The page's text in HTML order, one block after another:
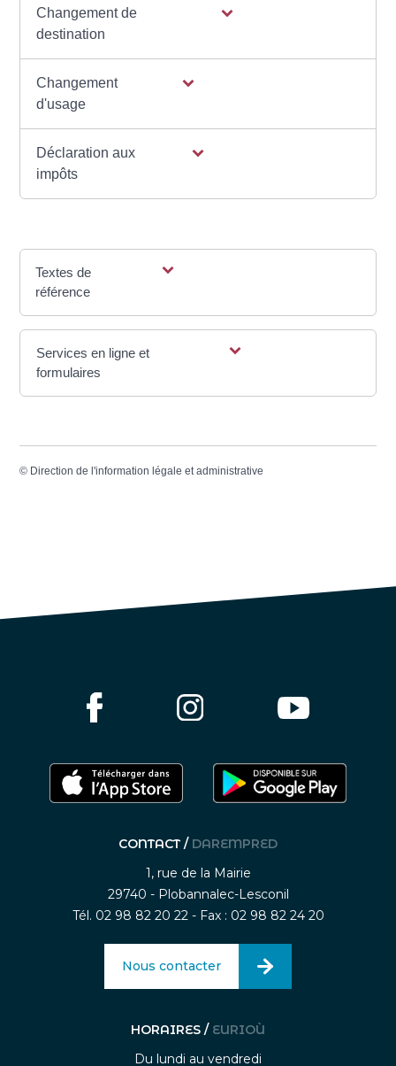
Changement de
destination
Changement
d'usage
Déclaration aux
impôts
Textes de
référence
Services en ligne et
formulaires
© Direction de l'information légale et administrative
CONTACT / DAREMPRED
1, rue de la Mairie
29740 - Plobannalec-Lesconil
Tél. 02 98 82 20 22 - Fax : 02 98 82 24 20
Nous contacter
HORAIRES / EURIOÙ
Du lundi au vendredi